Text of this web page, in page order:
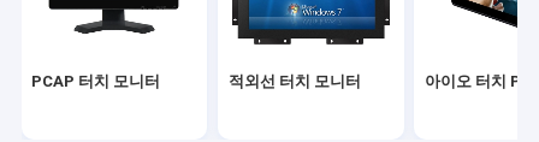
커브드 터치 스크린 모니터
PCAP 터치 모니터 적외선 터치 모니터 아이오 터치 PC